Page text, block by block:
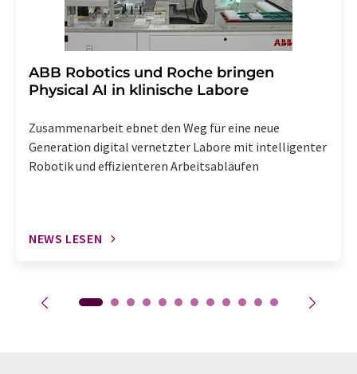
​​​​​​​ABB Robotics und Roche bringen
Physical AI in klinische Labore
Zusammenarbeit ebnet den Weg für eine neue
Generation digital vernetzter Labore mit intelligenter
Robotik und effizienteren Arbeitsabläufen
NEWS LESEN